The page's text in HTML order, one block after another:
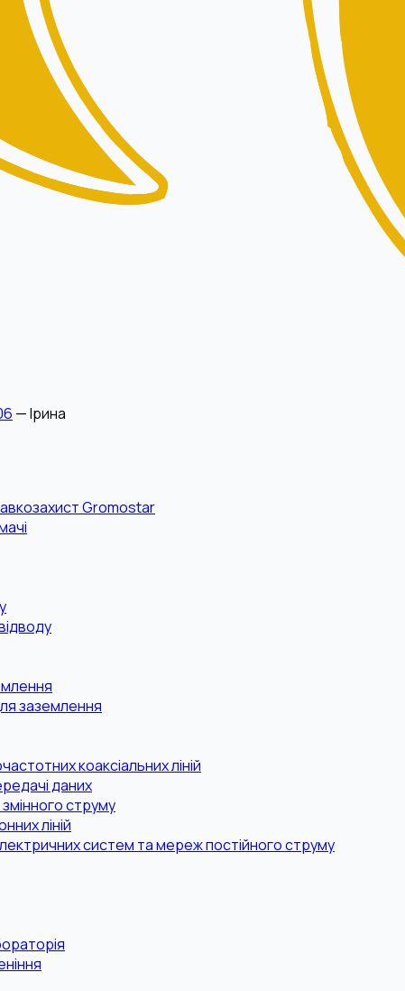
— Ірина
Gromostar
заземлення
коаксіальних ліній
даних
струму
ліній
систем та мереж постійного струму